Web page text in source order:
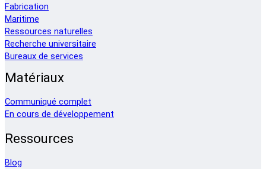
Fabrication
Maritime
Ressources naturelles
Recherche universitaire
Bureaux de services
Matériaux
Communiqué complet
En cours de développement
Ressources
Blog